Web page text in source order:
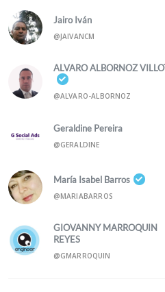
Jairo Iván
@JAIVANCM
ALVARO ALBORNOZ
@ALVARO-ALBORNOZ
Geraldine Pereira
@GERALDINE
María Isabel Barros
@MARIABARROS
GIOVANNY MARROQUIN
REYES
@GMARROQUIN